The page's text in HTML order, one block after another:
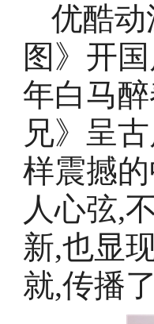
优酷
图》开
年白马
兄》呈
样震撼
人心弦,
新,也显
就,传播